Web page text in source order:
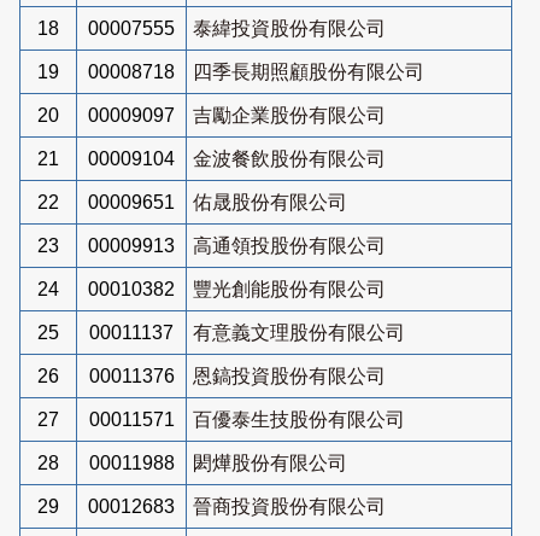
18 00007555 泰緯投資股份有限公司
19 00008718 四季長期照顧股份有限公司
20 00009097 吉勵企業股份有限公司
21 00009104 金波餐飲股份有限公司
22 00009651 佑晟股份有限公司
23 00009913 高通領投股份有限公司
24 00010382 豐光創能股份有限公司
25 00011137 有意義文理股份有限公司
26 00011376 恩鎬投資股份有限公司
27 00011571 百優泰生技股份有限公司
28 00011988 閎燁股份有限公司
29 00012683 晉商投資股份有限公司